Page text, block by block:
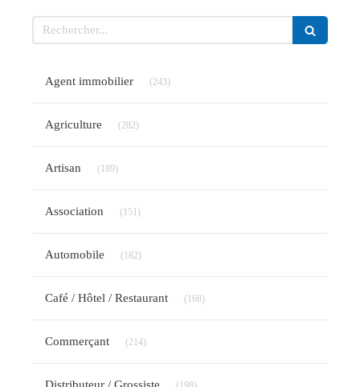
Rechercher
Agent immobilier (243)
Agriculture (282)
Artisan (189)
Association (151)
Automobile (182)
Café / Hôtel / Restaurant (168)
Commerçant (214)